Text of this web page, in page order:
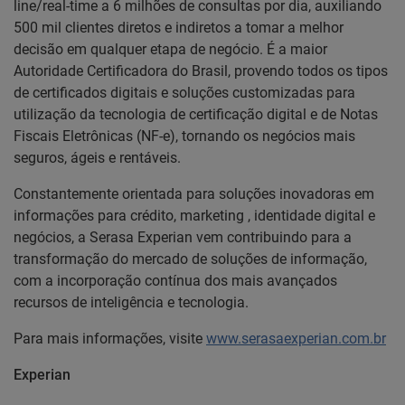
line/real-time a 6 milhões de consultas por dia, auxiliando
500 mil clientes diretos e indiretos a tomar a melhor
decisão em qualquer etapa de negócio. É a maior
Autoridade Certificadora do Brasil, provendo todos os tipos
de certificados digitais e soluções customizadas para
utilização da tecnologia de certificação digital e de Notas
Fiscais Eletrônicas (NF-e), tornando os negócios mais
seguros, ágeis e rentáveis.
Constantemente orientada para soluções inovadoras em
informações para crédito, marketing , identidade digital e
negócios, a Serasa Experian vem contribuindo para a
transformação do mercado de soluções de informação,
com a incorporação contínua dos mais avançados
recursos de inteligência e tecnologia.
Para mais informações, visite www.serasaexperian.com.br
Experian